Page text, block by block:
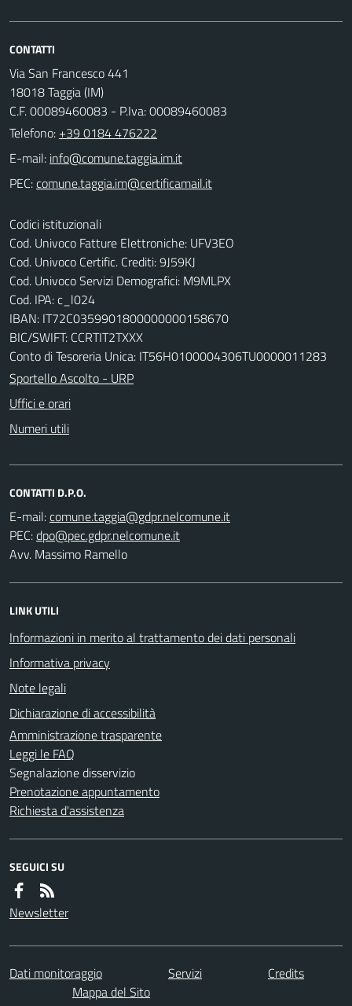
CONTATTI
Via San Francesco 441
18018 Taggia (IM)
C.F. 00089460083 - P.Iva: 00089460083
Telefono: +39 0184 476222
E-mail:
PEC:
Codici istituzionali
Cod. Univoco Fatture Elettroniche: UFV3EO
Cod. Univoco Certific. Crediti: 9J59KJ
Cod. Univoco Servizi Demografici: M9MLPX
Cod. IPA: c_l024
IBAN: IT72C0359901800000000158670
BIC/SWIFT: CCRTIT2TXXX
Conto di Tesoreria Unica: IT56H0100004306TU0000011283
Sportello Ascolto - URP
Uffici e orari
Numeri utili
CONTATTI D.P.O.
E-mail:
PEC:
Avv. Massimo Ramello
LINK UTILI
Informazioni in merito al trattamento dei dati personali
Informativa privacy
Note legali
Dichiarazione di accessibilità
Amministrazione trasparente
Leggi le FAQ
Segnalazione disservizio
Prenotazione appuntamento
Richiesta d'assistenza
SEGUICI SU
Newsletter
Dati monitoraggio Servizi
Credits
Mappa del Sito